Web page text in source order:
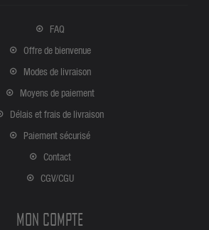
FAQ
Offre de bienvenue
Modes de livraison
Moyens de paiement
Délais et frais de livraison
Paiement sécurisé
Contact
CGV/CGU
MON COMPTE